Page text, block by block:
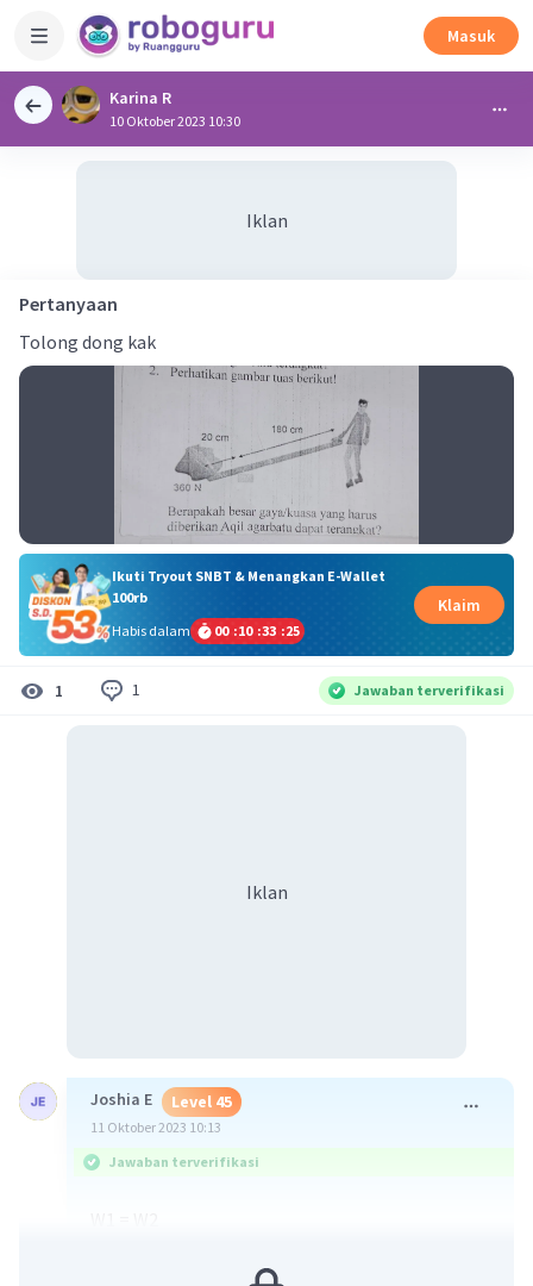
Masuk
Karina R
10 Oktober 2023 10:30
Iklan
Pertanyaan
Tolong dong kak
Ikuti Tryout SNBT & Menangkan E-Wallet
100rb
Habis dalam
00 :10 :33 :24
Klaim
1 1 Jawaban terverifikasi
Iklan
Joshia E Level 45
11 Oktober 2023 10:13
Jawaban terverifikasi